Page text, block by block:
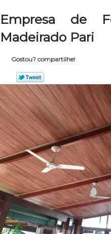
Empresa de
Madeirado Pari
Gostou? compartilhe!